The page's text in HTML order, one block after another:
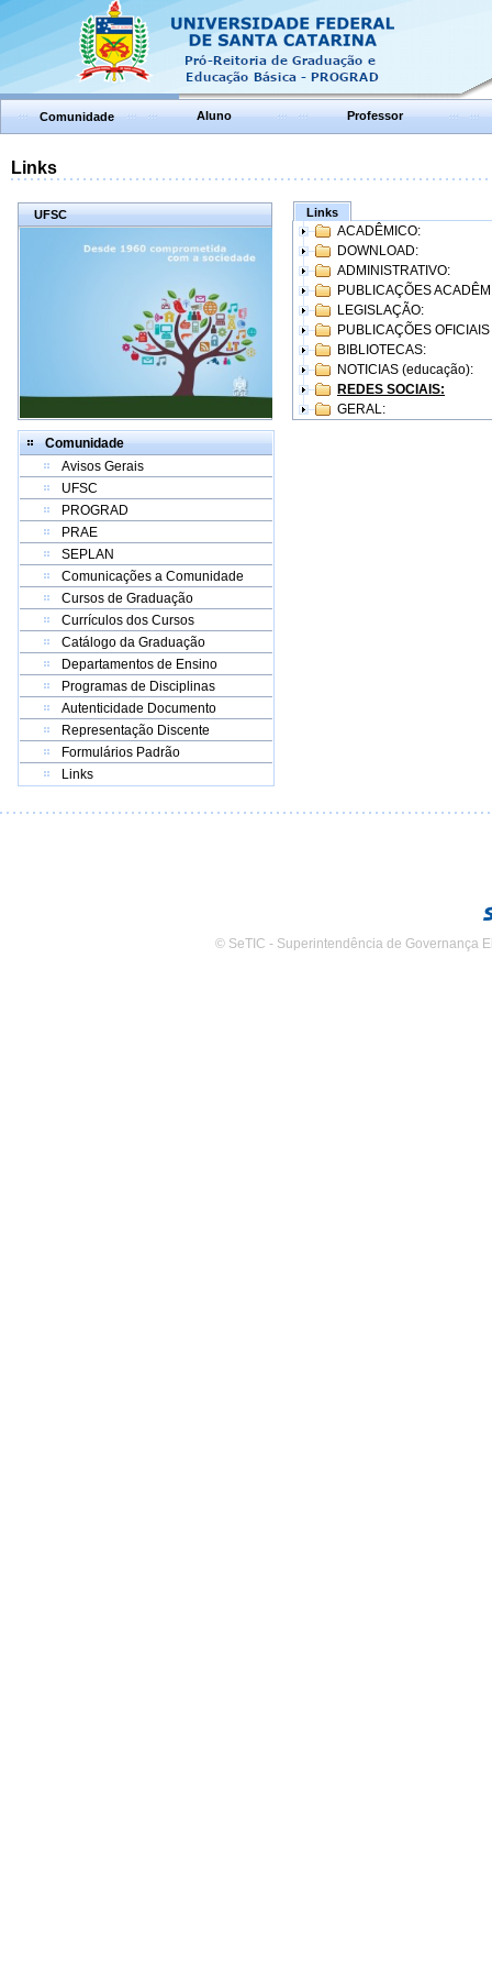
Comunidade Aluno Professor
Links
UFSC
Comunidade
Avisos Gerais
UFSC
PROGRAD
PRAE
SEPLAN
Comunicações a Comunidade
Cursos de Graduação
Currículos dos Cursos
Catálogo da Graduação
Departamentos de Ensino
Programas de Disciplinas
Autenticidade Documento
Representação Discente
Formulários Padrão
Links
Links
ACADÊMICO:
DOWNLOAD:
ADMINISTRATIVO:
PUBLICAÇÕES
LEGISLAÇÃO:
PUBLICAÇÕES
BIBLIOTECAS:
NOTICIAS (educação):
REDES SOCIAIS:
GERAL:
© SeTIC - Superintendência de Governança